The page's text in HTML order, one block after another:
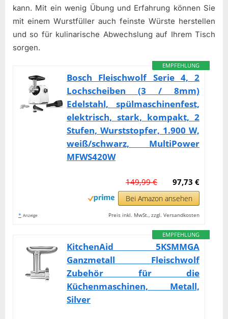
kann. Mit ein wenig Übung und Erfahrung können Sie
mit einem Wurstfüller auch feinste Würste herstellen
und so für kulinarische Abwechslung auf Ihrem Tisch
sorgen.
EMPFEHLUNG
Bosch Fleischwolf Serie 4, 2
Lochscheiben (3 / 8mm)
Edelstahl, spülmaschinenfest,
elektrisch, stark, kompakt, 2
Stufen, Wurststopfer, 1.900 W,
weiß/schwarz, MultiPower
MFWS420W
97,73 €
149,99 €
Bei Amazon ansehen
* Anzeige Preis inkl. MwSt., zzgl. Versandkosten
EMPFEHLUNG
KitchenAid 5KSMMGA
Ganzmetall Fleischwolf
Zubehör für die
Küchenmaschinen, Metall,
Silver